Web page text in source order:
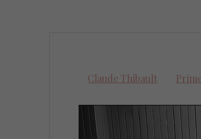
Claude Thibault